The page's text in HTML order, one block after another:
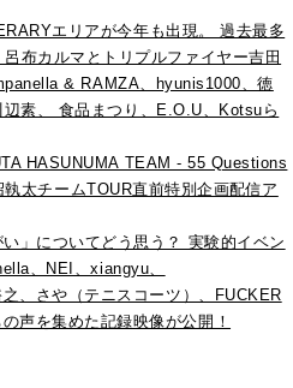
エリアが今年も出現。 過去最多
布カルマとトリプルファイヤー吉田
& RAMZA、hyunis1000、徳
素、 食品まつり、E.O.U、Kotsuら
HASUNUMA TEAM - 55 Questions
太チームTOUR直前特別企画配信ア
い」についてどう思う？ 実験的イベン
、NEI、xiangyu、
、さや（テニスコーツ）、FUCKER
声を集めた記録映像が公開！